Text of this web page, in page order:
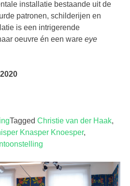
installatie bestaande uit de
patronen, schilderijen en
is een intrigerende
oeuvre én een ware eye
Tagged Christie van der Haak,
Knasper Knoesper,